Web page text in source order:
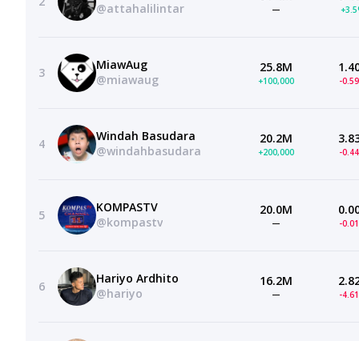
@attahalilintar
—
3
MiawAug
@miawaug
25.8M
+100,000 -
4
Windah Basudara
@windahbasudara
20.2M
+200,000 -
5
KOMPASTV
@kompastv
20.0M
— -
6
Hariyo Ardhito
@hariyo
16.2M
— -